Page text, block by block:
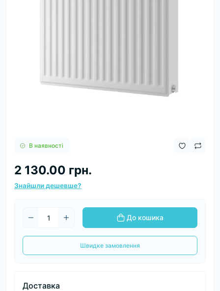
В наявності
2 130.00 грн.
Знайшли дешевше?
До кошика
Швидке замовлення
Доставка